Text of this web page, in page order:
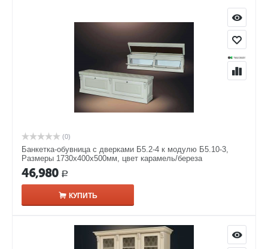
(0)
Банкетка-обувница с дверками Б5.2-4 к модулю Б5.10-3,
Размеры 1730х400х500мм, цвет карамель/береза
46,980 Р
КУПИТЬ